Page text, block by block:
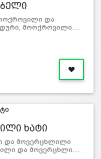
და
მოოქროვილი…
ხატი
და მოვერცხლილი
და მოვერცხლი…